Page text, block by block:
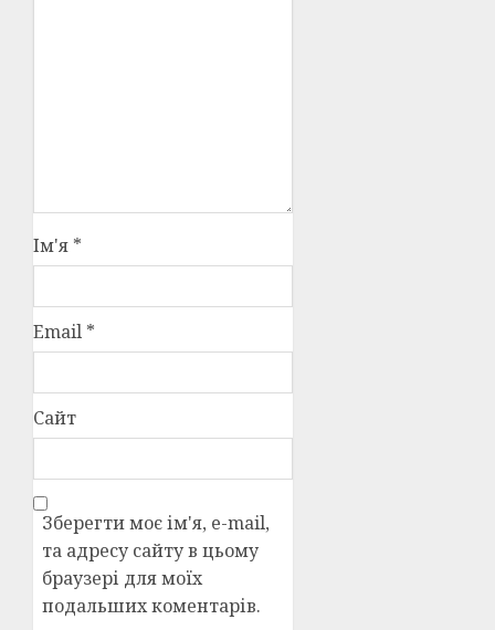
Ім'я *
Email *
Сайт
Зберегти моє ім'я, e-mail,
та адресу сайту в цьому
браузері для моїх
подальших коментарів.